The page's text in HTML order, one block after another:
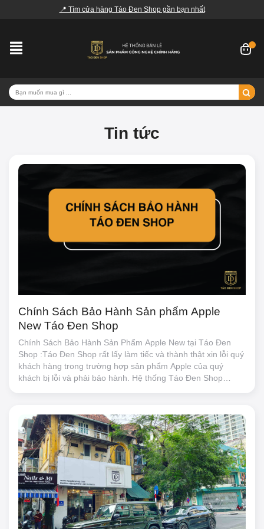
📍 Tìm cửa hàng Táo Đen Shop gần bạn nhất
Tin tức
Chính Sách Bảo Hành Sản phẩm Apple
New Táo Đen Shop
Chính Sách Bảo Hành Sản Phẩm Apple New tại Táo Đen
Shop :Táo Đen Shop rất lấy làm tiếc và thành thật xin lỗi quý
khách hàng trong trường hợp sản phẩm Apple của quý
khách bị lỗi và phải bảo hành. Hệ thống Táo Đen Shop
Gói tiêu chuẩn ) ( Bao gồm tất cả các sản phẩm Apple ) : +
Bảo hành tiêu chuẩn Apple 12 tháng phần cứng tại các trung
tâm bảo hành Uỷ Quyền của Apple tại Việt Nam.Tiêu chuẩn
bảo hành của Apple tại Link :
https://www.apple.com/legal/warranty/products/ios-warranty-
rest-of-apac-vietnamese.html.+ Chính sách bảo hành của
Apple từ ngày 23/4/2021 tại các TTBH Apple Uỷ Quyền (
AASP ) Sẽ sửa chữa, thay thế linh kiện thay vì đổi mới như
trước.+ Thời gian tiếp nhận tới khi hoàn thành bàn giao
khách hàng sẽ từ : 15 tới 30 ngày. ( Trừ thứ 7 và Chủ Nhật